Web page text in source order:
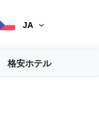
JA
格安ホテル